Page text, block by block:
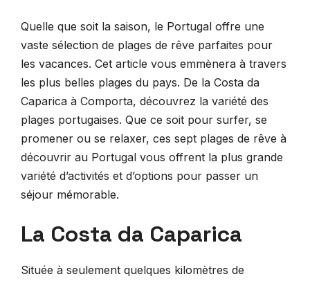
Quelle que soit la saison, le Portugal offre une
vaste sélection de plages de rêve parfaites pour
les vacances. Cet article vous emmènera à travers
les plus belles plages du pays. De la Costa da
Caparica à Comporta, découvrez la variété des
plages portugaises. Que ce soit pour surfer, se
promener ou se relaxer, ces sept plages de rêve à
découvrir au Portugal vous offrent la plus grande
variété d’activités et d’options pour passer un
séjour mémorable.
La Costa da Caparica
Située à seulement quelques kilomètres de